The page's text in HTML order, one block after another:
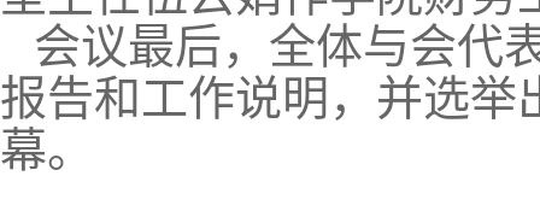
会议最后，全体与会代
报告和工作说明，并选举
幕。